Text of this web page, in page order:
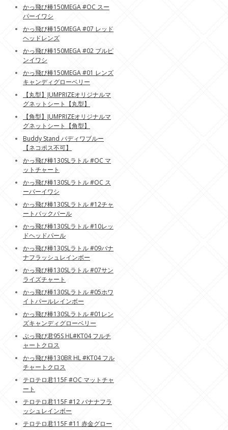
かっ飛び棒150MEGA #OC スー
パーイワシ
かっ飛び棒150MEGA #07 レッド
ヘッドレンズ
かっ飛び棒150MEGA #02 ブルピ
ンイワシ
かっ飛び棒150MEGA #01 レンズ
キャンディグローベリー
【丸型】JUMPRIZEオリジナルマ
グネットシート【丸型】
【角型】JUMPRIZEオリジナルマ
グネットシート【角型】
Buddy Stand バディワブルー
【ネコポス不可】
かっ飛び棒130SLラトル #OC マ
ットチャート
かっ飛び棒130SLラトル #OC ス
ーパーイワシ
かっ飛び棒130SLラトル #12チャ
ートバックパール
かっ飛び棒130SLラトル #10レッ
ドヘッドパール
かっ飛び棒130SLラトル #09バナ
ナフラッシュレインボー
かっ飛び棒130SLラトル #07サン
ライズチャート
かっ飛び棒130SLラトル #05ホワ
イトパールレインボー
かっ飛び棒130SLラトル #01レン
ズキャンディグローベリー
ぶっ飛び君95S HL#KT04 フルチ
ャートクロス
かっ飛び棒130BR HL #KT04 フル
チャートクロス
テロテロ君115F #OC マットチャ
ート
テロテロ君115F #12 バナナフラ
ッシュレインボー
テロテロ君115F #11 赤金グロー